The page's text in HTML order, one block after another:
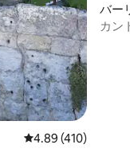
レビュー410件、5
4.89 (410)
バー
カン